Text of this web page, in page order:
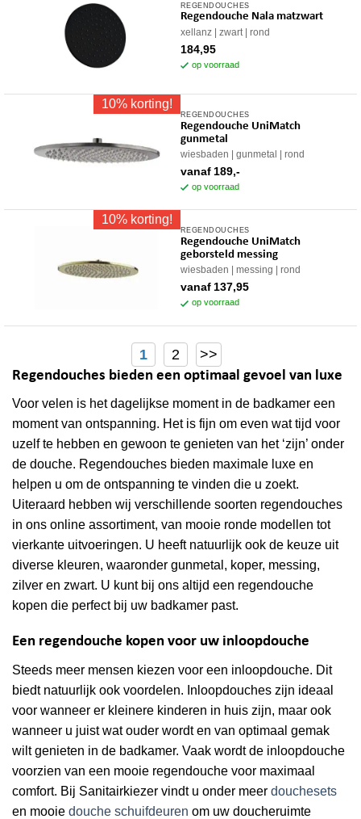
REGENDOUCHES
Regendouche Nala matzwart
xellanz zwart rond
184,95
op voorraad
10% korting!
REGENDOUCHES
Regendouche UniMatch
gunmetal
wiesbaden gunmetal rond
vanaf 189,-
op voorraad
Dit
product
heeft
meerdere
variaties.
kan
gekozen
worden
op
de
10% korting!
REGENDOUCHES
Regendouche UniMatch
geborsteld messing
wiesbaden messing rond
vanaf 137,95
op voorraad
Dit
product
heeft
meerdere
variaties.
gekozen
worden
op
de
productpagina
1 2 >>
Regendouches bieden een optimaal gevoel van luxe
Voor velen is het dagelijkse moment in de badkamer een
moment van ontspanning. Het is fijn om even wat tijd voor
uzelf te hebben en gewoon te genieten van het ‘zijn’ onder
de douche. Regendouches bieden maximale luxe en
helpen u om de ontspanning te vinden die u zoekt.
Uiteraard hebben wij verschillende soorten regendouches
in ons online assortiment, van mooie ronde modellen tot
vierkante uitvoeringen. U heeft natuurlijk ook de keuze uit
diverse kleuren, waaronder gunmetal, koper, messing,
zilver en zwart. U kunt bij ons altijd een regendouche
kopen die perfect bij uw badkamer past.
Een regendouche kopen voor uw inloopdouche
Steeds meer mensen kiezen voor een inloopdouche. Dit
biedt natuurlijk ook voordelen. Inloopdouches zijn ideaal
voor wanneer er kleinere kinderen in huis zijn, maar ook
wanneer u juist wat ouder wordt en van optimaal gemak
wilt genieten in de badkamer. Vaak wordt de inloopdouche
voorzien van een mooie regendouche voor maximaal
comfort. Bij Sanitairkiezer vindt u onder meer douchesets
en mooie douche schuifdeuren om uw doucheruimte